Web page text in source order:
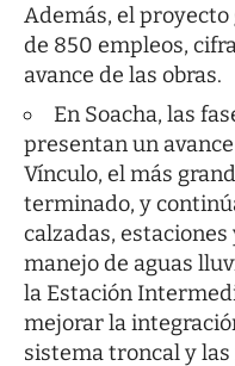
Además, el
de 850 empleos,
avance de las obras.
En Soacha, las
presentan un
Vínculo, el más
terminado, y
calzadas,
manejo de aguas
la Estación
mejorar la
sistema troncal y